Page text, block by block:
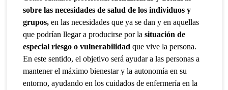
sobre las necesidades de salud de los individuos y
grupos, en las necesidades que ya se dan y en aquellas
que podrían llegar a producirse por lasituación de
especial riesgo o vulnerabilidad que vive la persona.
En este sentido, el objetivo será ayudar a las personas a
mantener el máximo bienestar y la autonomía en su
entorno, ayudando en los cuidados de enfermería en la